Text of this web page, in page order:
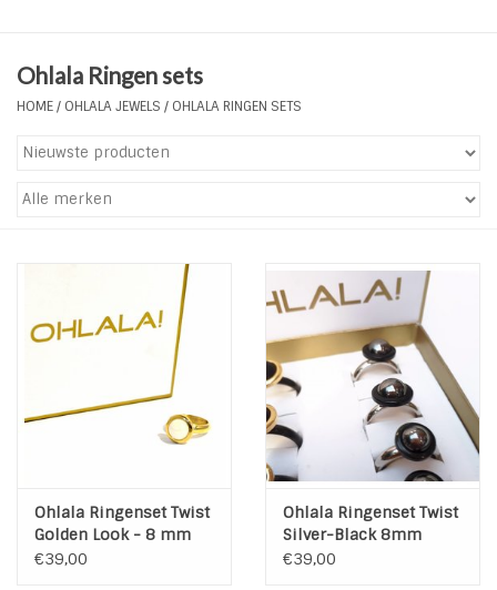
Plus Size Sieraden
Enkelbandjes
Tassen en meer
Zonnebrillen
Charmin*s
Ohlala Ringen sets
HOME/ OHLALA JEWELS / OHLALA RINGEN SETS
Ohlala Ringenset Twist
Golden Look - 8 mm
€39,00
Ohlala Ringenset Twist
Silver-Black 8mm
€39,00